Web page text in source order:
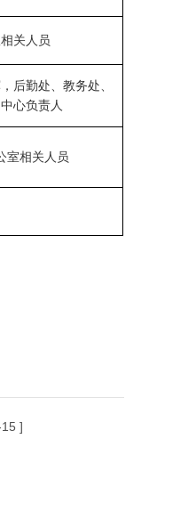
关人员
后勤处、教务处、
心负责人
室相关人员
]